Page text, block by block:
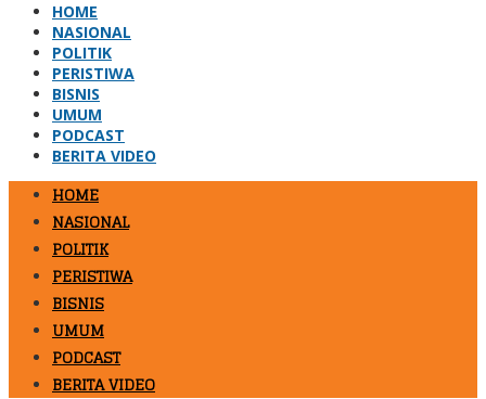
HOME
NASIONAL
POLITIK
PERISTIWA
BISNIS
UMUM
PODCAST
BERITA VIDEO
HOME
NASIONAL
POLITIK
PERISTIWA
BISNIS
UMUM
PODCAST
BERITA VIDEO